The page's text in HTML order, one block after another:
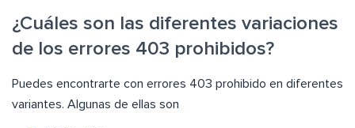
¿Cuáles son las diferentes variaciones
de los errores 403 prohibidos?
Puedes encontrarte con errores 403 prohibido en diferentes
variantes. Algunas de ellas son